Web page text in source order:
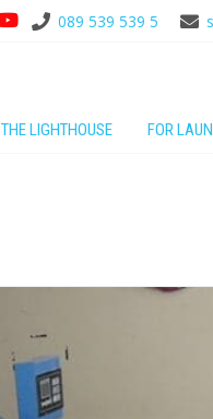
089 539 539 5
THE LIGHTHOUSE FOR